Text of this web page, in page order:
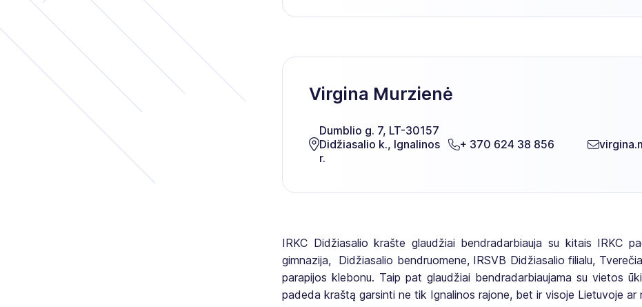
Virgina Murzienė
Dumblio g. 7, LT-30157
Didžiasalio k., Ignalinos
r.
+ 370 624 38 856
IRKC Didžiasalio krašte glaudžiai bendradarbiauja su kitais IRKC
gimnazija, Didžiasalio bendruomene, IRSVB Didžiasalio filialu,
parapijos klebonu. Taip pat glaudžiai bendradarbiaujama su vietos
padeda kraštą garsinti ne tik Ignalinos rajone, bet ir visoje Lietuvoje ar